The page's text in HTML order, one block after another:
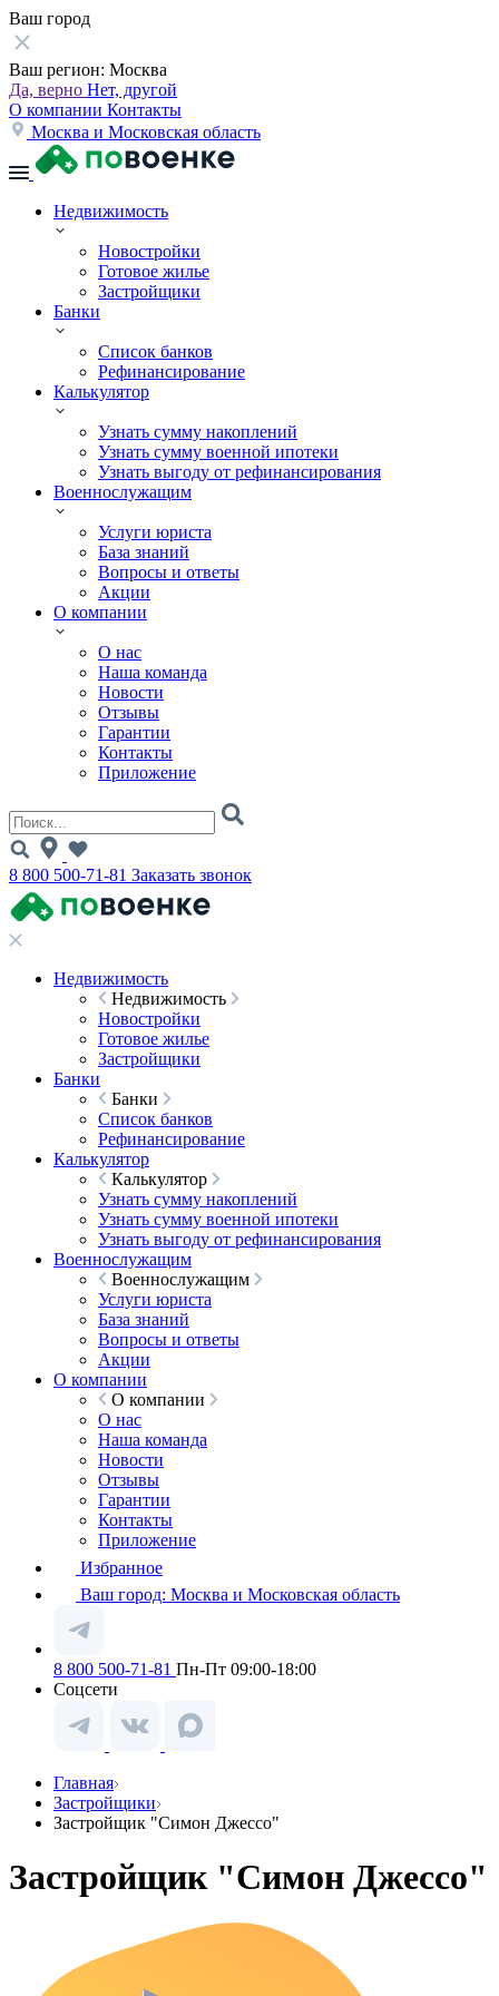
Ваш город
Ваш регион: Москва
Да, верно Нет, другой
О компании Контакты
Москва и Московская область
Недвижимость
Новостройки
Готовое жилье
Застройщики
Банки
Список банков
Рефинансирование
Калькулятор
Узнать сумму накоплений
Узнать сумму военной ипотеки
Узнать выгоду от рефинансирования
Военнослужащим
Услуги юриста
База знаний
Вопросы и ответы
Акции
О компании
О нас
Наша команда
Новости
Отзывы
Гарантии
Контакты
Приложение
8 800 500-71-81 Заказать звонок
Недвижимость
Недвижимость
Новостройки
Готовое жилье
Застройщики
Банки
Банки
Список банков
Рефинансирование
Калькулятор
Калькулятор
Узнать сумму накоплений
Узнать сумму военной ипотеки
Узнать выгоду от рефинансирования
Военнослужащим
Военнослужащим
Услуги юриста
База знаний
Вопросы и ответы
Акции
О компании
О компании
О нас
Наша команда
Новости
Отзывы
Гарантии
Контакты
Приложение
Избранное
Ваш город: Москва и Московская область
8 800 500-71-81 Пн-Пт 09:00-18:00
Соцсети
Главная
Застройщики
Застройщик "Симон Джессо"
Застройщик "Симон Джессо"